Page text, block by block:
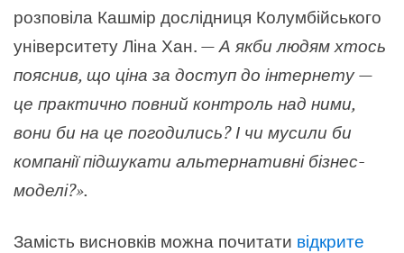
розповіла Кашмір дослідниця Колумбійського
університету Ліна Хан. —А якби людям хтось
пояснив, що ціна за доступ до інтернету —
це практично повний контроль над ними,
вони би на це погодились? І чи мусили би
компанії підшукати альтернативні бізнес-
моделі?».
Замість висновків можна почитати відкрите